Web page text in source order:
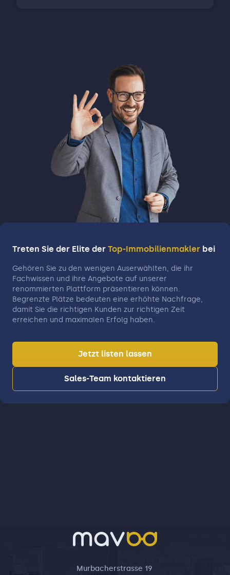
Kompetenz und unser bestmöglicher Service
garantieren Ihnen eine ehrliche und
persönliche Beratung. Wir nehmen uns die
Zeit, um Ihre Wünsche und Vorstellungen zu
verstehen und Ihr Objekt zum
marktgerechten Preis zu verkaufen. Bei uns
gibt es keine bürokratischen Mühseligkeiten
oder nervenaufreibenden Termine – wir
übernehmen alle Aufgaben für Sie. Unsere
objektiven Bewertungen und Beurteilungen
sorgen dafür, dass Sie sich auf einen
zeitnahen Abschluss und höhere
Sie uns gemeinsam Ihre Immobilie erfolgreich
verkaufen. Fair - Professionell - Seriös - das
sind unsere Grundsätze, nach denen wir
stets arbeiten. Lehnen Sie sich zurück und
überlassen Sie uns den Rest. Wir freuen uns
darauf, mit Ihnen zusammenzuarbeiten und
bieten. ✓ 30 Jahre in der Immobilien- u.
Baubranche ✓ mit Liebe und Leidenschaft ✓
Persönlich und individuell ✓ umfassende
Expertenberatung ✓ Regionen: Weser - Aller
- Leine ✓ Regional und Überregional tätig ✓
Immobilienbewertung GRATIS für Verkäufer
Bewertung bieten, auf die Sie sich verlassen
Treten Sie der Elite der Top-Immobilienmakler bei
Gehören Sie zu den wenigen Auserwählten, die ihr
Fachwissen und ihre Angebote auf unserer
renommierten Plattform präsentieren können.
Begrenzte Plätze bedeuten eine erhöhte Nachfrage,
damit Sie die richtigen Kunden zur richtigen Zeit
erreichen und maximalen Erfolg haben.
Jetzt listen lassen
Sales-Team kontaktieren
Murbacherstrasse 19